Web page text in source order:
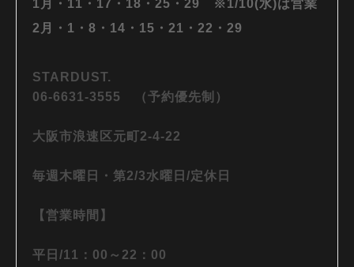
1月・11・17・18・25・29 ※1/10(水)は営業
2月・1・8・14・15・21・22・29
STARDUST.
06-6631-3555 （予約優先制）
大阪市浪速区元町2-4-22
毎週木曜日・第2/3水曜日/定休日
【営業時間】
平日/11：00～22：00